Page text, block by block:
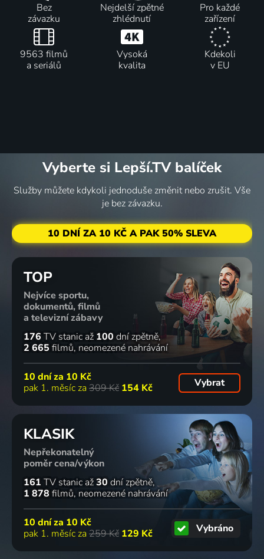
Bez
závazku
Nejdelší zpětné
zhlédnutí
Pro každé
zařízení
9563 filmů
a seriálů
Vysoká
kvalita
Kdekoli
v EU
Vyberte si Lepší.TV balíček
Služby můžete kdykoli jednoduše změnit nebo zrušit. Vše
je bez závazku.
10 DNÍ ZA 10 KČ A PAK 50% SLEVA
TOP
Nejvíce sportu,
dokumentů, filmů
a televizní zábavy
176 TV stanic až 100 dní zpětně
2 665 filmů neomezené nahrávání
10 dní za 10 Kč
pak 1. měsíc za 309 Kč 154 Kč Vybrat
KLASIK
Nepřekonatelný
poměr cena/výkon
161 TV stanic až30 dní zpětně
1 878 filmů neomezené nahrávání
10 dní za 10 Kč
pak 1. měsíc za 259 Kč 129 Kč Vybráno